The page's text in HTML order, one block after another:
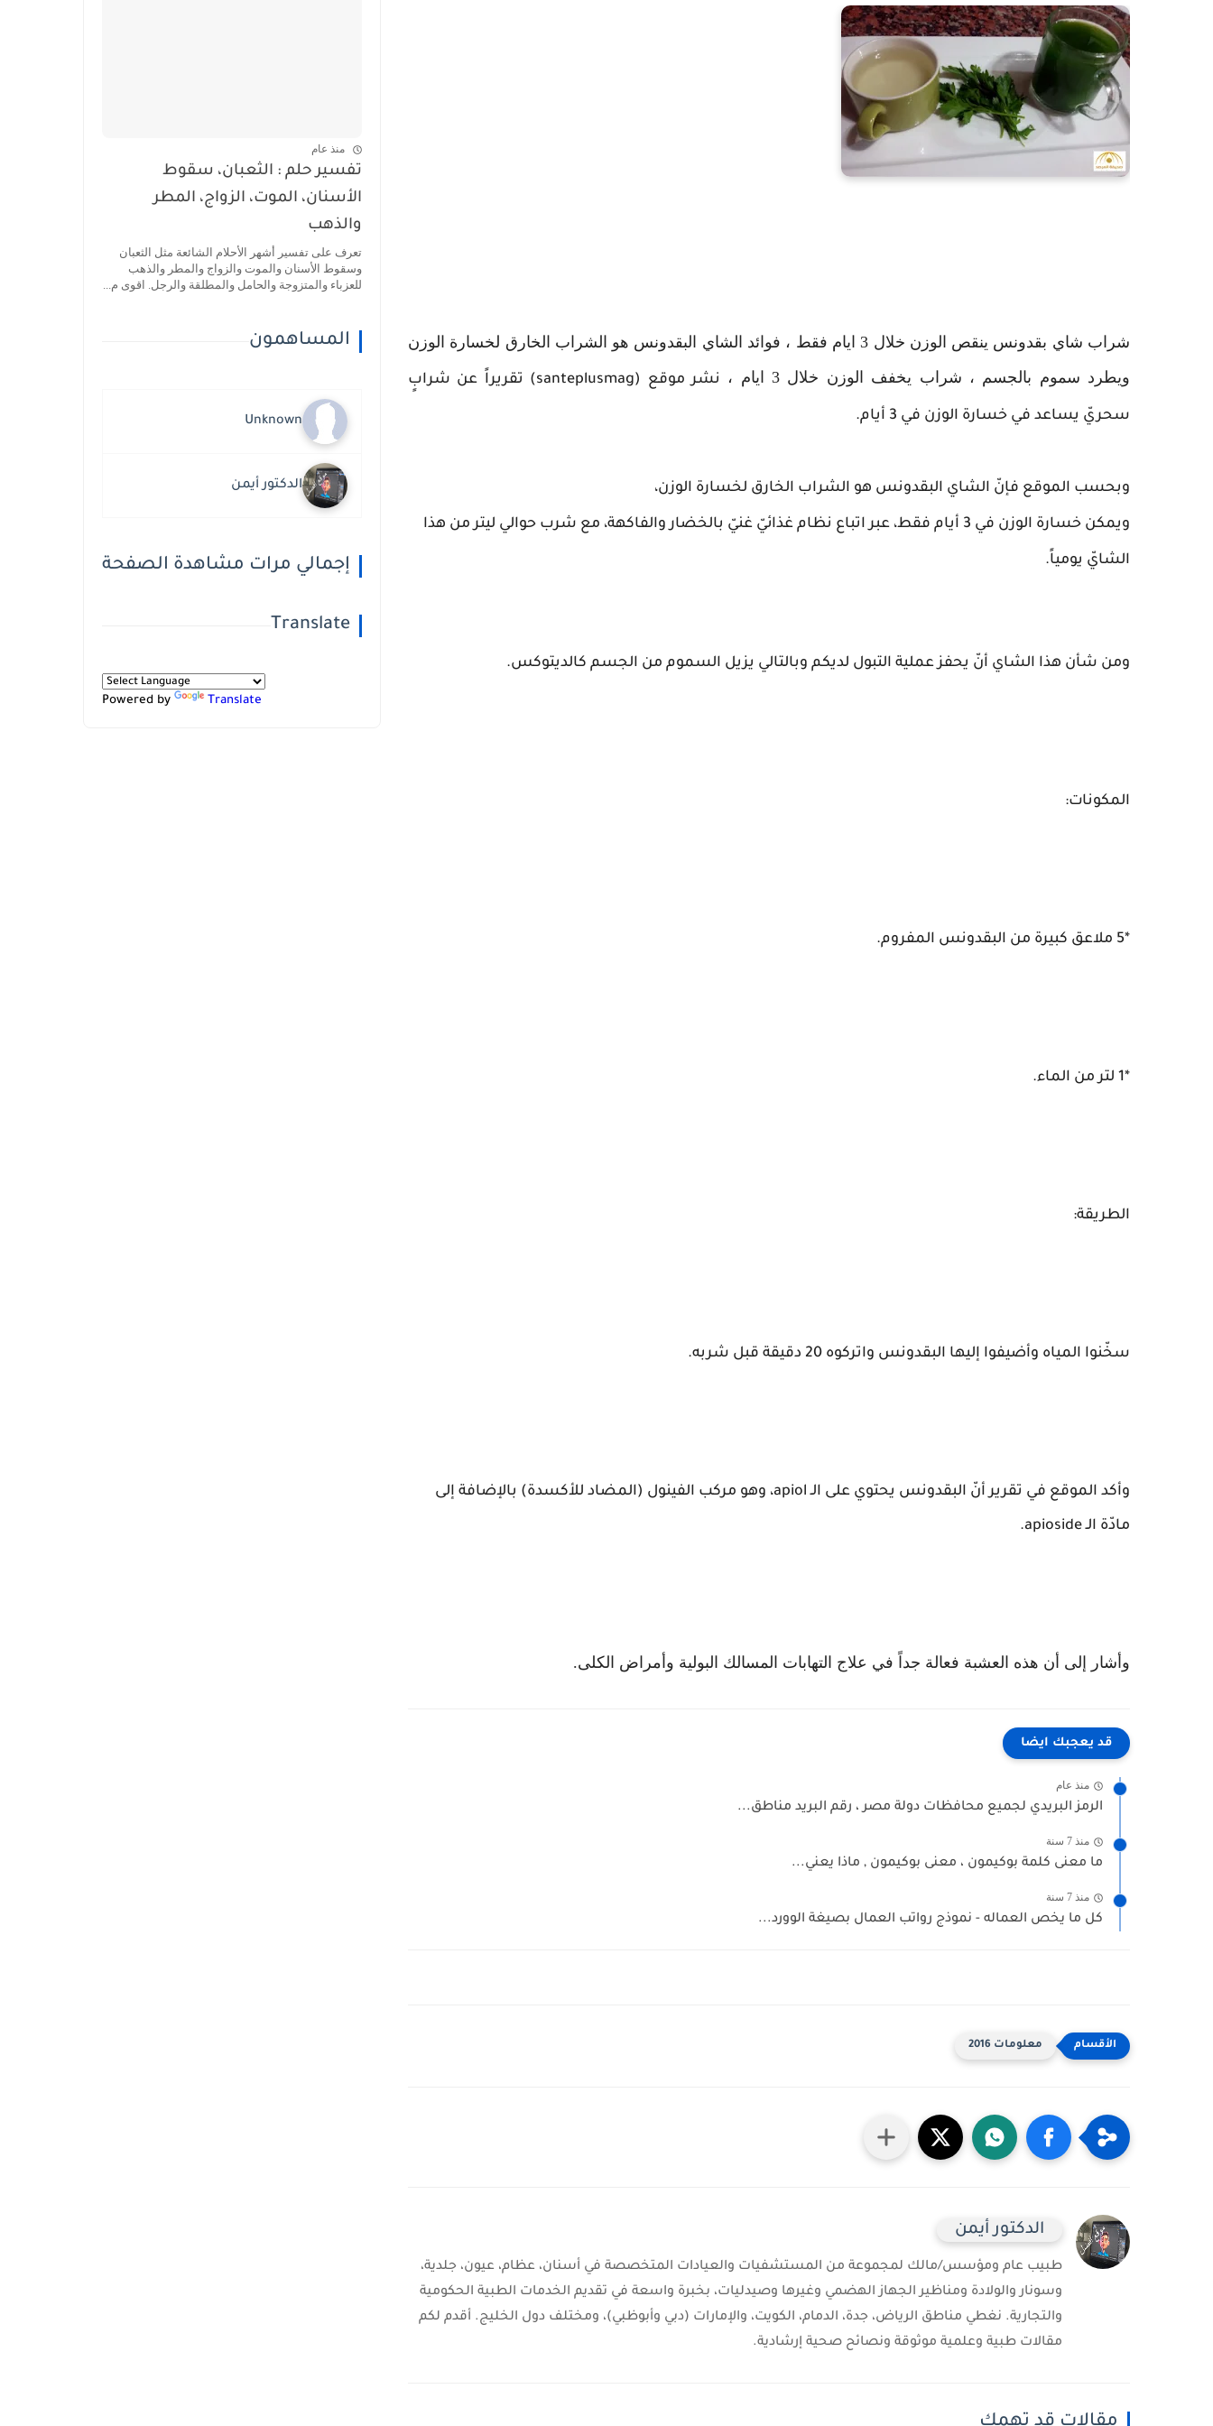
شراب شاي بقدونس ينقص الوزن خلال 3 ايام فقط ، فوائد الشاي البقدونس هو الشراب الخارق لخسارة الوزن
ويطرد سموم بالجسم ، شراب يخفف الوزن خلال 3 ايام ،
نشر موقع (santeplusmag) تقريراً عن شرابٍ
سحريّ يساعد في خسارة الوزن في 3 أيام.
وبحسب الموقع فإنّ الشاي البقدونس هو الشراب الخارق لخسارة الوزن،
ويمكن خسارة الوزن في 3 أيام فقط، عبر اتباع نظام غذائيّ غنيّ بالخضار والفاكهة، مع شرب حوالي ليتر من هذا
الشايّ يومياً.
ومن شأن هذا الشاي أنّ يحفز عملية التبول لديكم وبالتالي يزيل السموم من الجسم كالديتوكس.
المكونات:
*5 ملاعق كبيرة من البقدونس المفروم.
*1 لتر من الماء.
الطريقة:
سخّنوا المياه وأضيفوا إليها البقدونس واتركوه 20 دقيقة قبل شربه.
وأكد الموقع في تقرير أنّ البقدونس يحتوي على الـ apiol، وهو مركب الفينول (المضاد للأكسدة) بالإضافة إلى
مادّة الـ apioside.
وأشار إلى أن هذه العشبة فعالة جداً في علاج التهابات المسالك البولية وأمراض الكلى.
قد يعجبك ايضا
منذ عام
الرمز البريدي لجميع محافظات دولة مصر ، رقم البريد مناطق...
منذ 7 سنة
ما معنى كلمة بوكيمون ، معنى بوكيمون , ماذا يعني...
منذ 7 سنة
كل ما يخص العماله - نموذج رواتب العمال بصيغة الوورد...
معلومات 2016
الدكتور أيمن
طبيب عام ومؤسس/مالك لمجموعة من المستشفيات والعيادات المتخصصة في أسنان، عظام، عيون، جلدية،
وسونار والولادة ومناظير الجهاز الهضمي وغيرها وصيدليات، بخبرة واسعة في تقديم الخدمات الطبية الحكومية
والتجارية. نغطي مناطق الرياض، جدة، الدمام، الكويت، والإمارات (دبي وأبوظبي)، ومختلف دول الخليج. أقدم لكم
مقالات طبية وعلمية موثوقة ونصائح صحية إرشادية.
منذ عام
تفسير حلم : الثعبان، سقوط
الأسنان، الموت، الزواج، المطر
والذهب
تعرف على تفسير أشهر الأحلام الشائعة مثل الثعبان
وسقوط الأسنان والموت والزواج والمطر والذهب
للعزباء والمتزوجة والحامل والمطلقة والرجل. اقوى م...
المساهمون
Unknown
الدكتور أيمن
إجمالي مرات مشاهدة الصفحة
Translate
Powered by Translate